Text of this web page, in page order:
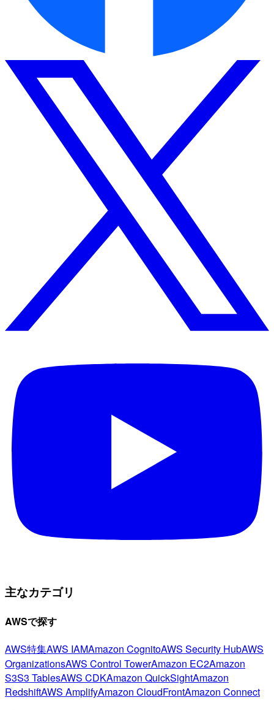
主なカテゴリ
AWSで探す
AWS特集AWS IAMAmazon CognitoAWS Security HubAWS
OrganizationsAWS Control TowerAmazon EC2Amazon
S3S3 TablesAWS CDKAmazon QuickSightAmazon
RedshiftAWS AmplifyAmazon CloudFrontAmazon Connect